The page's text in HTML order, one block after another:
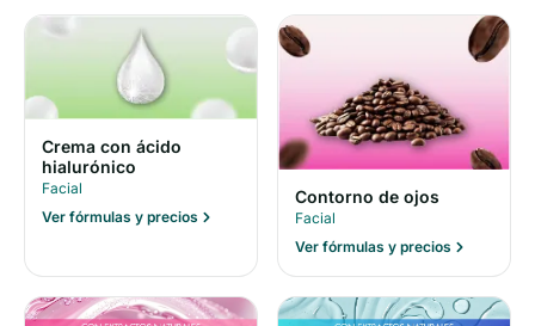
Crema con ácido
hialurónico
Facial
Ver fórmulas y precios
Contorno de ojos
Facial
Ver fórmulas y precios